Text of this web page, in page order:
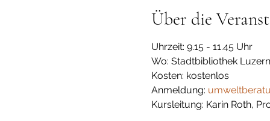
Über die
Uhrzeit: 9.15 - 11.45 Uhr
Wo: Stadtbibliothek
Kosten: kostenlos
Anmeldung:
Kursleitung: Karin Roth,